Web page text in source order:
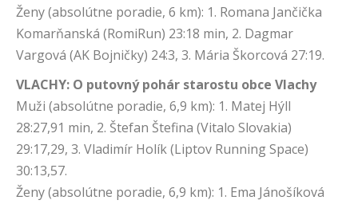
Ženy (absolútne poradie, 6 km): 1. Romana Jančička
Komarňanská (RomiRun) 23:18 min, 2. Dagmar
Vargová (AK Bojničky) 24:3, 3. Mária Škorcová 27:19.
VLACHY: O putovný pohár starostu obce Vlachy
Muži (absolútne poradie, 6,9 km): 1. Matej Hýll
28:27,91 min, 2. Štefan Štefina (Vitalo Slovakia)
29:17,29, 3. Vladimír Holík (Liptov Running Space)
30:13,57.
Ženy (absolútne poradie, 6,9 km): 1. Ema Jánošíková